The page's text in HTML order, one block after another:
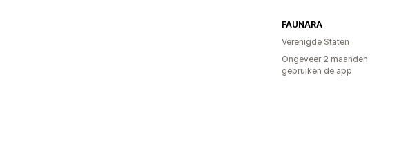
FAUNARA
Verenigde Staten
Ongeveer 2 maanden
gebruiken de app